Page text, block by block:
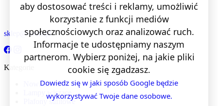
sklep@lentis.pl
Kategorie
Nowości
Lampy wiszące
Plafony sufitowe
aby dostosować treści i reklamy, umożliwić
korzystanie z funkcji mediów
społecznościowych oraz analizować ruch.
Informacje te udostępniamy naszym
partnerom. Wybierz poniżej, na jakie pliki
cookie się zgadzasz.
Dowiedz się w jaki sposób Google będzie
wykorzystywać Twoje dane osobowe.